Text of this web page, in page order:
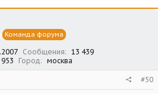
Команда форума
Сообщения
13 439
953 Город москва
#50